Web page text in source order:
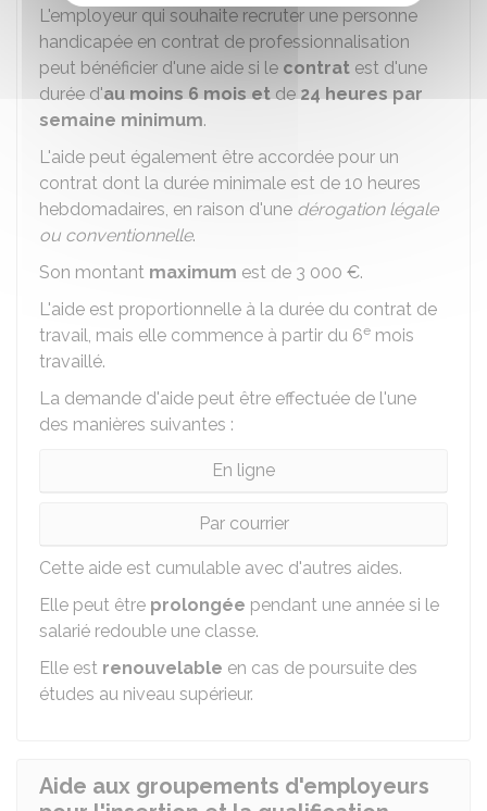
L'employeur qui souhaite recruter une personne
handicapée en contrat de professionnalisation
peut bénéficier d'une aide si le contrat est d'une
durée d'au moins 6 mois etde24 heures par
semaine minimum.
L'aide peut également être accordée pour un
contrat dont la durée minimale est de 10 heures
hebdomadaires, en raison d'une dérogation légale
ou conventionnelle.
Son montant maximum est de 3 000 €.
L'aide est proportionnelle à la durée du contrat de
travail, mais elle commence à partir du 6e mois
travaillé.
La demande d'aide peut être effectuée de l'une
des manières suivantes :
En ligne
Par courrier
Cette aide est cumulable avec d'autres aides.
Elle peut être prolongée pendant une année si le
salarié redouble une classe.
Elle est renouvelable en cas de poursuite des
études au niveau supérieur.
Aide aux groupements d'employeurs